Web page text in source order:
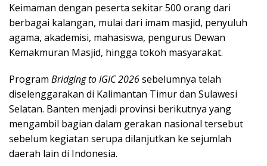
Keimaman dengan peserta sekitar 500 orang dari
berbagai kalangan, mulai dari imam masjid, penyuluh
agama, akademisi, mahasiswa, pengurus Dewan
Kemakmuran Masjid, hingga tokoh masyarakat.
Program Bridging to IGIC 2026sebelumnya telah
diselenggarakan di Kalimantan Timur dan Sulawesi
Selatan. Banten menjadi provinsi berikutnya yang
mengambil bagian dalam gerakan nasional tersebut
sebelum kegiatan serupa dilanjutkan ke sejumlah
daerah lain di Indonesia.